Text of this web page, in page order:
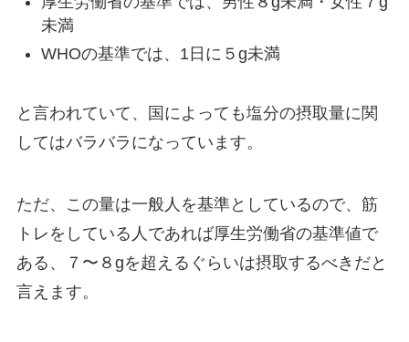
未満
WHOの基準では、1日に５g未満
と言われていて、国によっても塩分の摂取量に関
してはバラバラになっています。
ただ、この量は一般人を基準としているので、筋
トレをしている人であれば厚生労働省の基準値で
ある、７〜８gを超えるぐらいは摂取するべきだと
言えます。